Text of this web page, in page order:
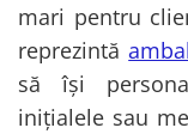
mari pentru
reprezintă
să își
inițialele sau